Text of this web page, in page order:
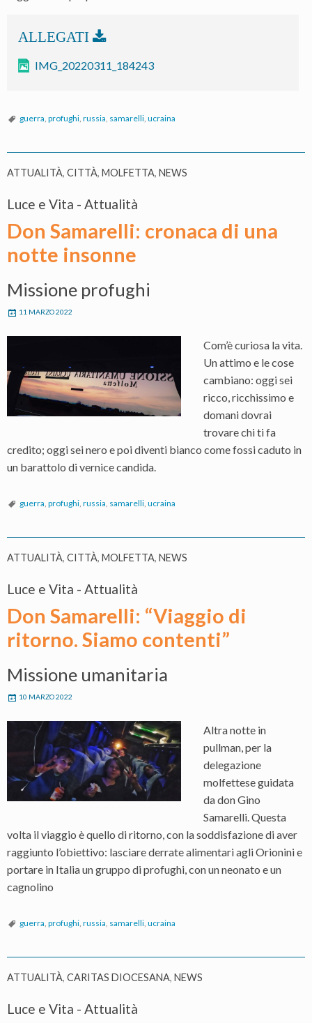
IMG_20220311_184243
guerra, profughi, russia, samarelli, ucraina
ATTUALITÀ, CITTÀ, MOLFETTA, NEWS
Luce e Vita - Attualità
Don Samarelli: cronaca di una
notte insonne
Missione profughi
11 MARZO 2022
Com’è curiosa la vita.
Un attimo e le cose
cambiano: oggi sei
ricco, ricchissimo e
domani dovrai
trovare chi ti fa
credito; oggi sei nero e poi diventi bianco come fossi caduto in
un barattolo di vernice candida.
guerra, profughi, russia, samarelli, ucraina
ATTUALITÀ, CITTÀ, MOLFETTA, NEWS
Luce e Vita - Attualità
Don Samarelli: “Viaggio di
ritorno. Siamo contenti”
Missione umanitaria
10 MARZO 2022
Altra notte in
pullman, per la
delegazione
molfettese guidata
da don Gino
Samarelli. Questa
volta il viaggio è quello di ritorno, con la soddisfazione di aver
raggiunto l’obiettivo: lasciare derrate alimentari agli Orionini e
portare in Italia un gruppo di profughi, con un neonato e un
cagnolino
guerra, profughi, russia, samarelli, ucraina
ATTUALITÀ, CARITAS DIOCESANA, NEWS
Luce e Vita - Attualità